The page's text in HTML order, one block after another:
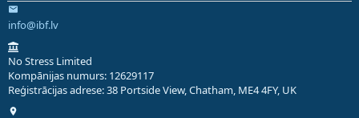
info@ibf.lv
No Stress Limited
Kompānijas numurs: 12629117
Reģistrācijas adrese: 38 Portside View, Chatham, ME4 4FY, UK